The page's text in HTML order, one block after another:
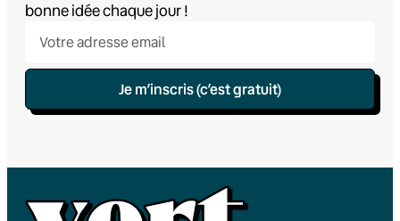
bonne idée chaque jour !
Je m’inscris (c’est gratuit)